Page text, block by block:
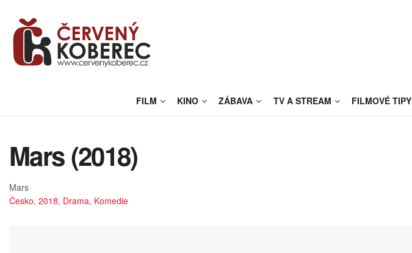
FILM KINO ZÁBAVA TV A STREAM FILMOVÉ TIPY
Mars (2018)
Mars
Česko, 2018, Drama, Komedie